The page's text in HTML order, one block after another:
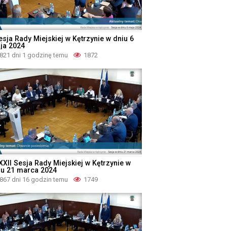
Rady Miejskiej w Kętrzynie w dniu 6
2024
821 dni 1 godzinę temu 1872
Sesja Rady Miejskiej w Kętrzynie w
21 marca 2024
867 dni 16 godzin temu 1749